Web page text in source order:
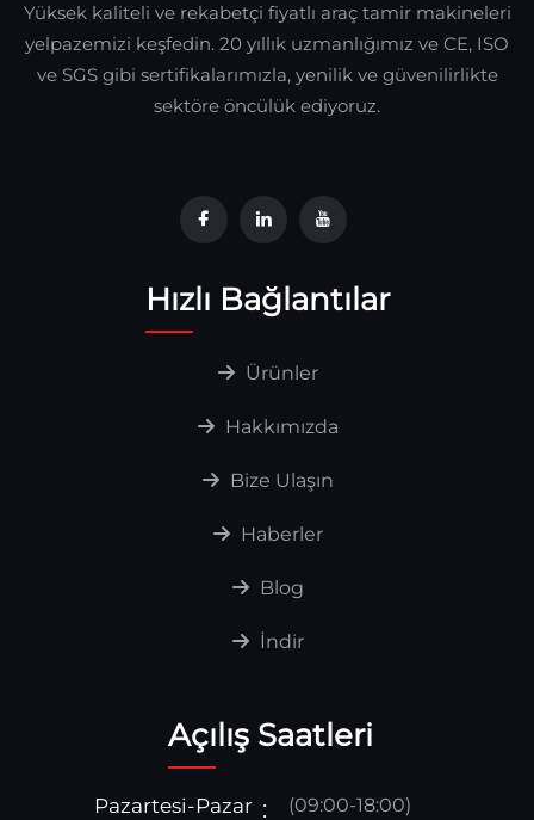
Yüksek kaliteli ve rekabetçi fiyatlı araç tamir makineleri
yelpazemizi keşfedin. 20 yıllık uzmanlığımız ve CE, ISO
ve SGS gibi sertifikalarımızla, yenilik ve güvenilirlikte
sektöre öncülük ediyoruz.
Hızlı Bağlantılar
Ürünler
Hakkımızda
Bize Ulaşın
Haberler
Blog
İndir
Açılış Saatleri
Pazartesi-Pazar (09:00-18:00)